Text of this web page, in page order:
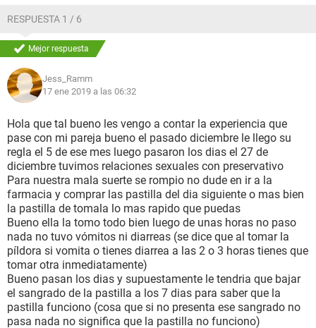
continuamos usando
afuera.
Como bien sabrán, el hombre durante su erección libera
líquido pre seminal. El mismo te puede dejar embarazada
porque hay una gran probabilidad que contenga
espermatozoides. Yo estaba consciente de eso, pero no
Unespermatozoide en el cuerpo de una mujer puede vivir
esa cantidad de días, por lo tanto, había una probabilidad,
no muy grande, pero sí posible de quedar embarazada. (En
periodo fértil la oportunidad deembarazoes más elevada
que en días no fértiles, además teniendo mi día deovulación
próximo, aumentaba mi preocupación).
Después del coito tardé 2 horas en comprar y tomarme la
pastilla de emergencia.Compré el que es un único
comprimido (que dicen que es mucho más fuerte porque es
de una sola dosis, muchas mujeres no pueden tolerarla,
entonces prefieren la de dos comprimidos). Es importante
que lean el prospecto! Y sobre todo, chequear que la pastilla
no te la vendan vencida!!!!
No les miento,al cabo de una hora empecé a sentir todos
mis síntomas pre menstruales de golpe multiplicados al
RESPUESTA 1 / 6
Mejor respuesta
Jess_Ramm
17 ene 2019 a las 06:32
Hola que tal bueno les vengo a contar la experiencia que
pase con mi pareja bueno el pasado diciembre le llego su
regla el 5 de ese mes luego pasaron los dias el 27 de
diciembre tuvimos relaciones sexuales con preservativo
Para nuestra mala suerte se rompio no dude en ir a la
farmacia y comprar las pastilla del dia siguiente o mas bien
la pastilla de tomala lo mas rapido que puedas
Bueno ella la tomo todo bien luego de unas horas no paso
nada no tuvo vómitos ni diarreas (se dice que al tomar la
píldora si vomita o tienes diarrea a las 2 o 3 horas tienes que
tomar otra inmediatamente)
Bueno pasan los dias y supuestamente le tendria que bajar
el sangrado de la pastilla a los 7 dias para saber que la
pastilla funciono (cosa que si no presenta ese sangrado no
pasa nada no significa que la pastilla no funciono)